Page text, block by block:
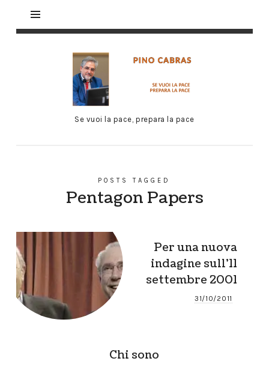
Se vuoi la pace, prepara la pace
POSTS TAGGED
Pentagon Papers
Per una nuova
indagine sull’11
settembre 2001
31/10/2011
Chi sono